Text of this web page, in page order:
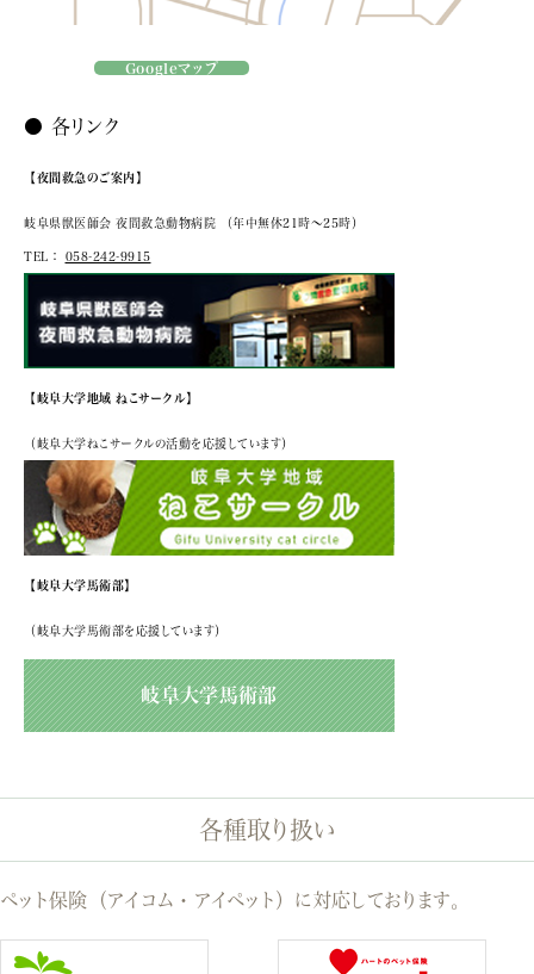
Googleマップ
● 各リンク
【夜間救急のご案内】
岐阜県獣医師会 夜間救急動物病院 （年中無休21時～25時）
TEL： 058-242-9915
【岐阜大学地域 ねこサークル】
（岐阜大学ねこサークルの活動を応援しています）
【岐阜大学馬術部】
（岐阜大学馬術部を応援しています）
岐阜大学馬術部
各種取り扱い
ペット保険（アイコム・アイペット）に対応しております。